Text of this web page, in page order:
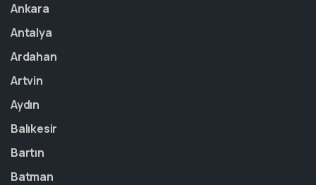
Ankara
Antalya
Ardahan
Artvin
Aydın
Balıkesir
Bartın
Batman